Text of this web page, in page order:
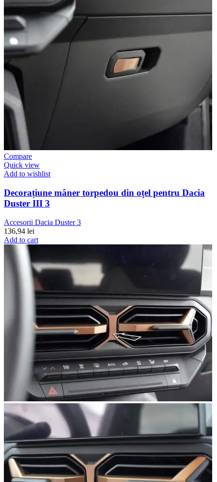
Compare
Quick view
Add to wishlist
Decorațiune mâner torpedou din oțel pentru Dacia
Duster III 3
Accesorii Dacia Duster 3
136,94 lei
Add to cart